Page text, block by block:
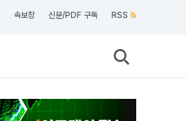
속보창 신문/PDF 구독 RSS